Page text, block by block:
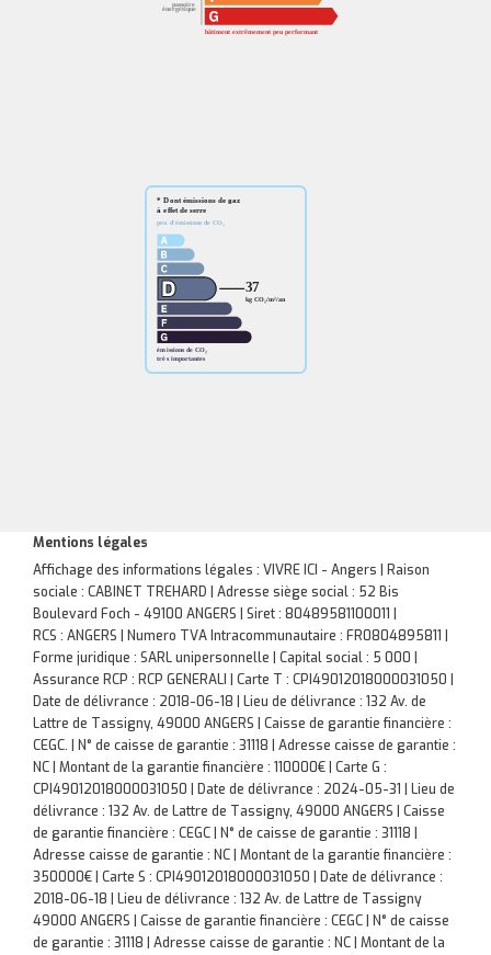
Mentions légales
Affichage des informations légales : VIVRE ICI - Angers | Raison
sociale : CABINET TREHARD | Adresse siège social : 52 Bis
Boulevard Foch - 49100 ANGERS | Siret : 80489581100011 |
RCS : ANGERS | Numero TVA Intracommunautaire : FR0804895811 |
Forme juridique : SARL unipersonnelle | Capital social : 5 000 |
Assurance RCP : RCP GENERALI | Carte T : CPI49012018000031050 |
Date de délivrance : 2018-06-18 | Lieu de délivrance : 132 Av. de
Lattre de Tassigny, 49000 ANGERS | Caisse de garantie financière :
CEGC. | N° de caisse de garantie : 31118 | Adresse caisse de garantie :
NC | Montant de la garantie financière : 110000€ | Carte G :
CPI49012018000031050 | Date de délivrance : 2024-05-31 | Lieu de
délivrance : 132 Av. de Lattre de Tassigny, 49000 ANGERS | Caisse
de garantie financière : CEGC | N° de caisse de garantie : 31118 |
Adresse caisse de garantie : NC | Montant de la garantie financière :
350000€ | Carte S : CPI49012018000031050 | Date de délivrance :
2018-06-18 | Lieu de délivrance : 132 Av. de Lattre de Tassigny
49000 ANGERS | Caisse de garantie financière : CEGC | N° de caisse
de garantie : 31118 | Adresse caisse de garantie : NC | Montant de la